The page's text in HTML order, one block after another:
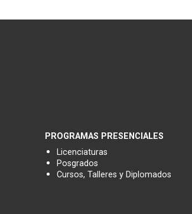
PROGRAMAS PRESENCIALES
Licenciaturas
Posgrados
Cursos, Talleres y Diplomados